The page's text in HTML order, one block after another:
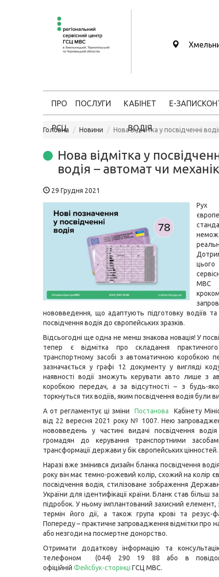
ПРО
РСЦ
ПОСЛУГИ КАБІНЕТ
ВОДІЯ
Е-ЗАПИС
Головна Новини Нова відмітка у посвідченні
Нова відмітка у
водія – автомат чи
29 Грудня 2021
МВС
нововведення, що адаптують підготовку водіїв та
посвідчення водія до європейських зразків.
Відсьогодні ще одна не менш знакова новація! У
тепер є відмітка про складання
транспортному засобі з автоматичною коробкою
зазначається у графі 12 документу у вигляді
наявності водії зможуть керувати авто лише з
коробкою передач, а за відсутності – з будь-
торкнуться тих водіїв, яким посвідчення водія були
А от регламентує ці зміниПостанова
Кабінету
від 22 вересня 2021 року № 1007. Нею
нововведень у частині видачі посвідчення
громадян до керування транспортними
трансформації держави у бік європейських цінностей.
Наразі вже змінився дизайн бланка посвідчення
року він має темно-рожевий колір, схожий на колір
посвідчення водія, стилізоване зображення
України для ідентифікації країни. Бланк став більш
підробок. У ньому імплантований захисний елемент,
термін його дії, а також група крові та резус-
Попереду – практичне запровадження відмітки про
або незгоди на посмертне донорство.
Отримати додаткову інформацію та
телефоном (044) 290 19 88 або в
офіційній Фейсбук-сторінці ГСЦ МВС.